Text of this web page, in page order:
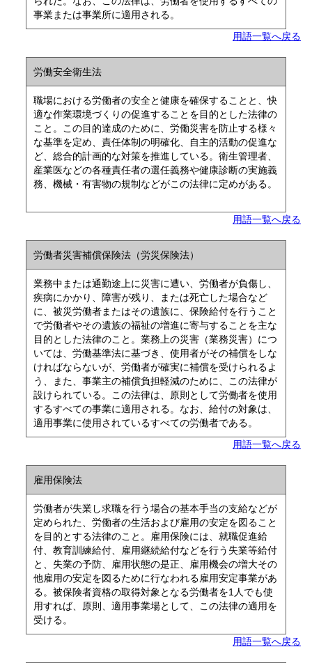
事業または事業所に適用される。
用語一覧へ戻る
労働安全衛生法
職場における労働者の安全と健康を確保することと、快
適な作業環境づくりの促進することを目的とした法律の
こと。この目的達成のために、労働災害を防止する様々
な基準を定め、責任体制の明確化、自主的活動の促進な
ど、総合的計画的な対策を推進している。衛生管理者、
産業医などの各種責任者の選任義務や健康診断の実施義
務、機械・有害物の規制などがこの法律に定めがある。
用語一覧へ戻る
労働者災害補償保険法（労災保険法）
業務中または通勤途上に災害に遭い、労働者が負傷し、
疾病にかかり、障害が残り、または死亡した場合など
に、被災労働者またはその遺族に、保険給付を行うこと
で労働者やその遺族の福祉の増進に寄与することを主な
目的とした法律のこと。業務上の災害（業務災害）につ
いては、労働基準法に基づき、使用者がその補償をしな
ければならないが、労働者が確実に補償を受けられるよ
う、また、事業主の補償負担軽減のために、この法律が
設けられている。この法律は、原則として労働者を使用
するすべての事業に適用される。なお、給付の対象は、
適用事業に使用されているすべての労働者である。
用語一覧へ戻る
雇用保険法
労働者が失業し求職を行う場合の基本手当の支給などが
定められた、労働者の生活および雇用の安定を図ること
を目的とする法律のこと。雇用保険には、就職促進給
付、教育訓練給付、雇用継続給付などを行う失業等給付
と、失業の予防、雇用状態の是正、雇用機会の増大その
他雇用の安定を図るために行なわれる雇用安定事業があ
る。被保険者資格の取得対象となる労働者を1人でも使
用すれば、原則、適用事業場として、この法律の適用を
受ける。
用語一覧へ戻る